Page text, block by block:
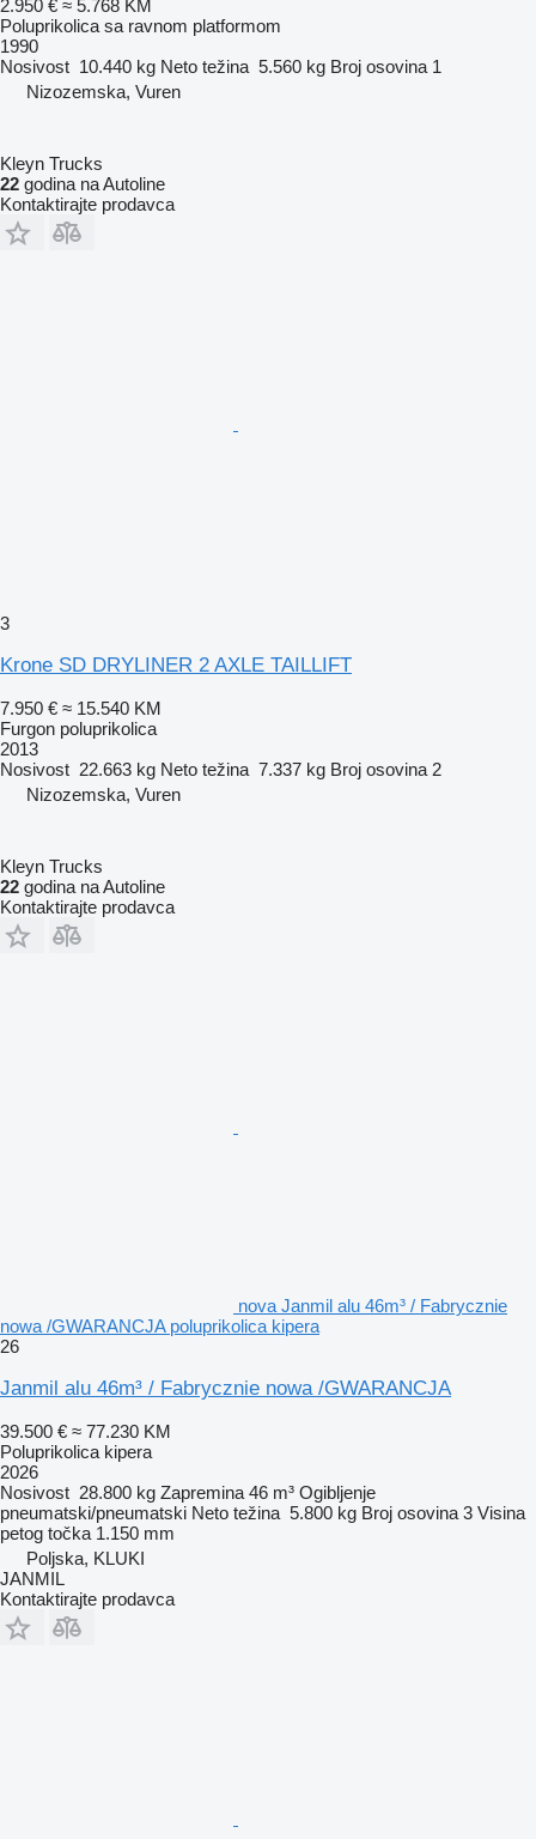
2.950 € ≈ 5.768 KM
Poluprikolica sa ravnom platformom
1990
Nosivost 10.440 kg Neto težina 5.560 kg Broj osovina 1
Nizozemska, Vuren
Kleyn Trucks
22 godina na Autoline
Kontaktirajte prodavca
3
Krone SD DRYLINER 2 AXLE TAILLIFT
7.950 € ≈ 15.540 KM
Furgon poluprikolica
2013
Nosivost 22.663 kg Neto težina 7.337 kg Broj osovina 2
Nizozemska, Vuren
Kleyn Trucks
22 godina na Autoline
Kontaktirajte prodavca
nova Janmil alu 46m³ / Fabrycznie
nowa /GWARANCJA poluprikolica kipera
26
Janmil alu 46m³ / Fabrycznie nowa /GWARANCJA
39.500 € ≈ 77.230 KM
Poluprikolica kipera
2026
Nosivost 28.800 kg Zapremina 46 m³ Ogibljenje
pneumatski/pneumatski Neto težina 5.800 kg Broj osovina 3 Visina
petog točka 1.150 mm
Poljska, KLUKI
JANMIL
Kontaktirajte prodavca